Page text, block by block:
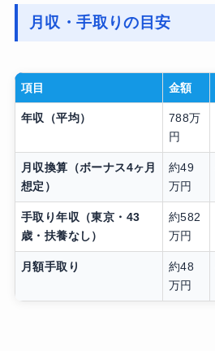
月収・手取りの目安
項目 金額
年収（平均）
788万
円
月収換算（ボーナス4ヶ月
想定）
約49
万円
手取り年収（東京・43
歳・扶養なし）
約582
万円
月額手取り
約48
万円